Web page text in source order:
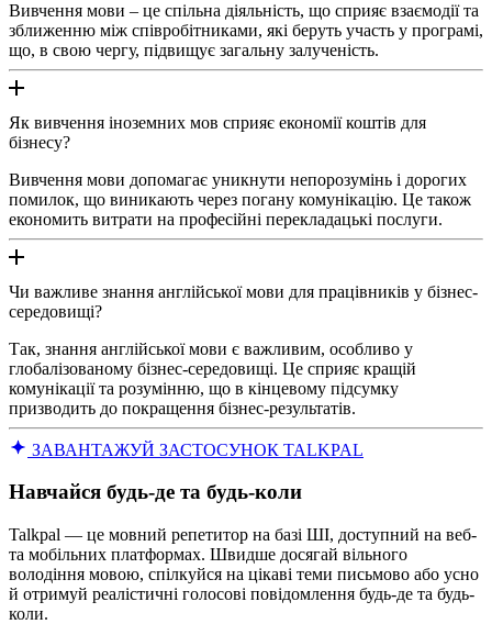
Вивчення мови – це спільна діяльність, що сприяє взаємодії та
зближенню між співробітниками, які беруть участь у програмі,
що, в свою чергу, підвищує загальну залученість.
Як вивчення іноземних мов сприяє економії коштів для
бізнесу?
Вивчення мови допомагає уникнути непорозумінь і дорогих
помилок, що виникають через погану комунікацію. Це також
економить витрати на професійні перекладацькі послуги.
Чи важливе знання англійської мови для працівників у бізнес-
середовищі?
Так, знання англійської мови є важливим, особливо у
глобалізованому бізнес-середовищі. Це сприяє кращій
комунікації та розумінню, що в кінцевому підсумку
призводить до покращення бізнес-результатів.
ЗАВАНТАЖУЙ ЗАСТОСУНОК TALKPAL
Навчайся будь-де та будь-коли
Talkpal — це мовний репетитор на базі ШІ, доступний на веб-
та мобільних платформах. Швидше досягай вільного
володіння мовою, спілкуйся на цікаві теми письмово або усно
й отримуй реалістичні голосові повідомлення будь-де та будь-
коли.